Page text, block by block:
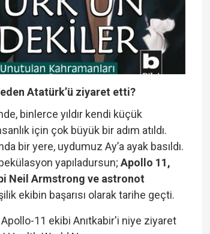
Atatürk’ü ziyaret etti?
binlerce yıldır kendi küçük
için çok büyük bir adım atıldı.
bir yere, uydumuz Ay’a ayak basıldı.
yapıladursun;Apollo 11,
Neil Armstrong ve astronot
ekibin başarısı olarak tarihe geçti.